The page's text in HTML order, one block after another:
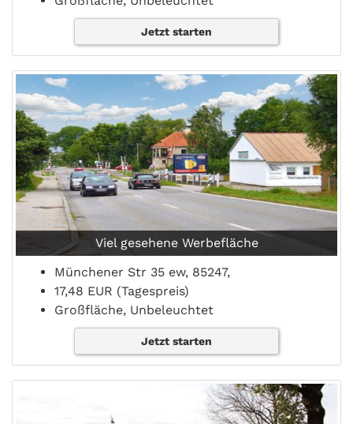
Jetzt starten
Viel gesehene Werbefläche
Münchener Str 35 ew, 85247,
17,48 EUR (Tagespreis)
Großfläche, Unbeleuchtet
Jetzt starten